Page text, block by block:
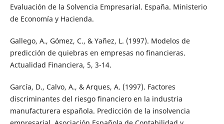
Evaluación de la Solvencia Empresarial. España. Ministerio
de Economía y Hacienda.
Gallego, A., Gómez, C., & Yañez, L. (1997). Modelos de
predicción de quiebras en empresas no financieras.
Actualidad Financiera, 5, 3-14.
García, D., Calvo, A., & Arques, A. (1997). Factores
discriminantes del riesgo financiero en la industria
manufacturera española. Predicción de la insolvencia